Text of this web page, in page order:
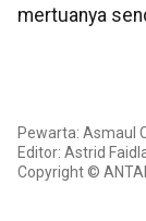
mertuanya
Pewarta: Asmaul
Editor: Astrid
Copyright ©